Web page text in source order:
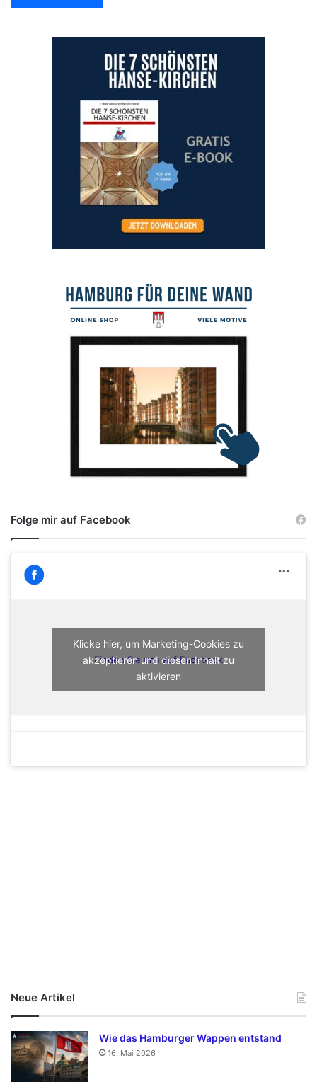
Folge mir auf Facebook
Finden Sie uns auf Facebook
Klicke hier, um Marketing-Cookies zu
akzeptieren und diesen Inhalt zu
aktivieren
Neue Artikel
Wie das Hamburger Wappen entstand
16. Mai 2026